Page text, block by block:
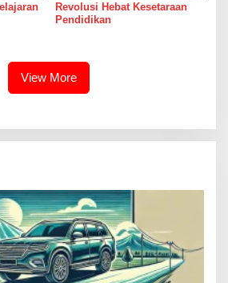
Revolusi Hebat Kesetaraan
Pendidikan
View More